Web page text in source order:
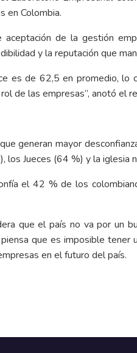
en Colombia.
de la gestión
y la reputación que
es de 62,5 en promedio, lo
de las empresas”, anotó el
generan mayor
los Jueces (64 %) y la iglesia
el 42 % de los
que el país no va por un
que es imposible tener
en el futuro del país.